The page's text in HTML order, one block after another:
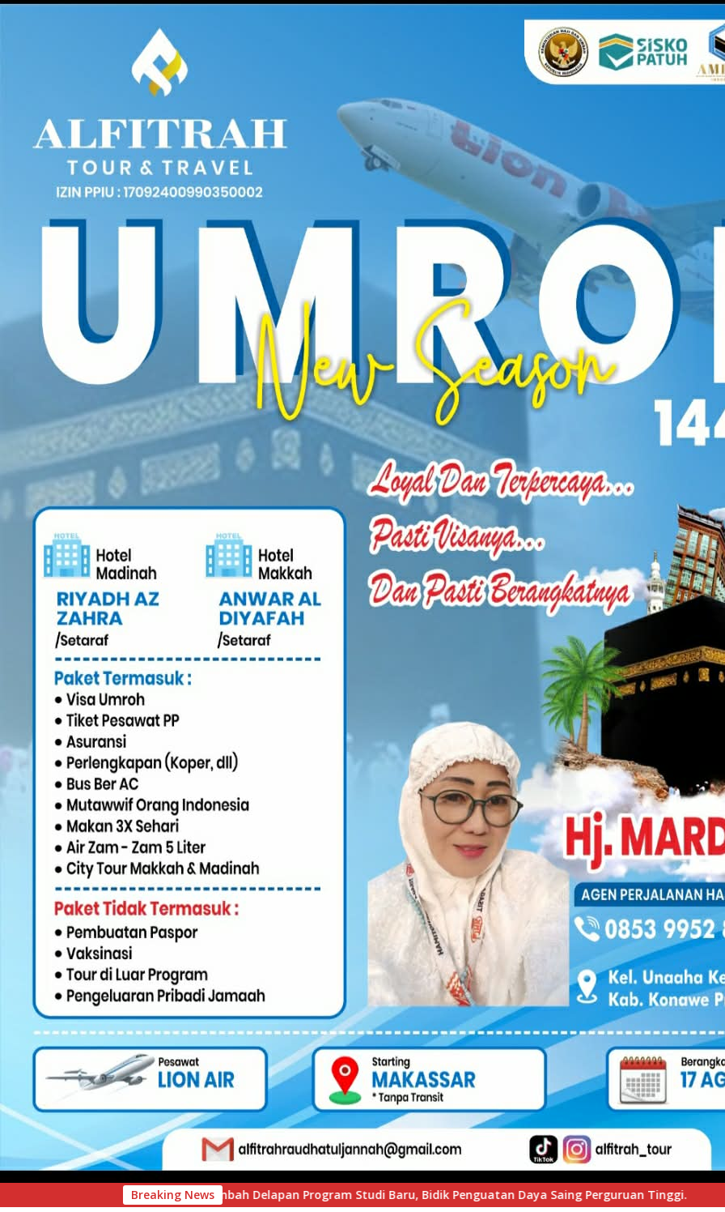
Breaking News
Tambah Delapan Program Studi Baru, Bidik Penguatan Daya Saing Perguruan Tinggi. PT Pegadaian Kanwil VI